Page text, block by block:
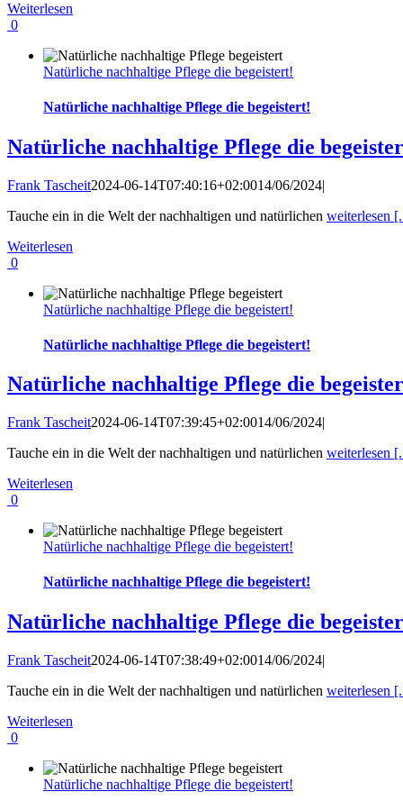
Weiterlesen
0
Natürliche nachhaltige Pflege die begeistert!
Natürliche nachhaltige Pflege die begeistert!
Natürliche nachhaltige Pflege die
Frank Tascheit2024-06-14T07:40:16+02:0014/06/2024|
Tauche ein in die Welt der nachhaltigen und natürlichen weiterlesen
Weiterlesen
0
Natürliche nachhaltige Pflege die begeistert!
Natürliche nachhaltige Pflege die begeistert!
Natürliche nachhaltige Pflege die
Frank Tascheit2024-06-14T07:39:45+02:0014/06/2024|
Tauche ein in die Welt der nachhaltigen und natürlichen weiterlesen
Weiterlesen
0
Natürliche nachhaltige Pflege die begeistert!
Natürliche nachhaltige Pflege die begeistert!
Natürliche nachhaltige Pflege die
Frank Tascheit2024-06-14T07:38:49+02:0014/06/2024|
Tauche ein in die Welt der nachhaltigen und natürlichen weiterlesen
Weiterlesen
0
Natürliche nachhaltige Pflege die begeistert!